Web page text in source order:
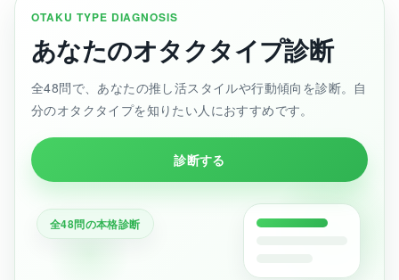
OTAKU TYPE DIAGNOSIS
あなたのオタクタイプ診断
全48問で、あなたの推し活スタイルや行動傾向を診断。自
分のオタクタイプを知りたい人におすすめです。
診断する
全48問の本格診断